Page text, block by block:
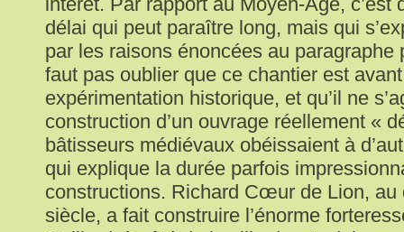
délai qui peut paraître long, mais qui
par les raisons énoncées au paragraphe
faut pas oublier que ce chantier est
expérimentation historique, et qu’il ne
construction d’un ouvrage réellement «
bâtisseurs médiévaux obéissaient à
qui explique la durée parfois
constructions. Richard Cœur de Lion, au
siècle, a fait construire l’énorme